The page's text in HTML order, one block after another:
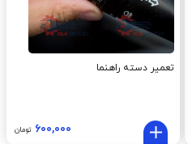
تعمیر دسته راهنما
۶۰۰,۰۰۰ تومان